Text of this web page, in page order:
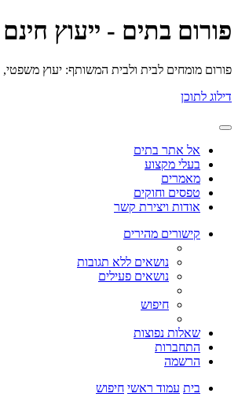
פורום בתים - ייעוץ
פורום מומחים לבית ולבית המשותף: יעוץ משפטי,
דילוג לתוכן
אל אתר בתים
בעלי מקצוע
מאמרים
טפסים וחוקים
אודות ויצירת קשר
קישורים מהירים
נושאים ללא תגובות
נושאים פעילים
חיפוש
שאלות נפוצות
התחברות
הרשמה
בית עמוד ראשי חיפוש